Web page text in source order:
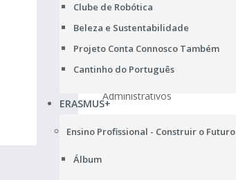
Clube de Robótica
Beleza e Sustentabilidade
Projeto Conta Connosco Também
Cantinho do Português
ERASMUS+
Ensino Profissional - Construir o Futuro
Álbum
Matrículas 2026/2027
Administrativos